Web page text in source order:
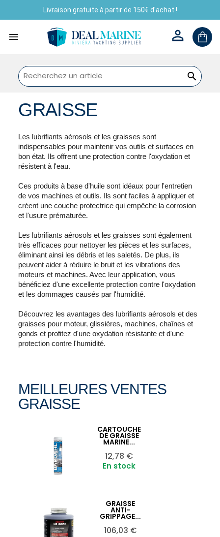
Livraison gratuite à partir de 150€ d'achat !
 

GRAISSE
Les lubrifiants aérosols et les graisses sont
indispensables pour maintenir vos outils et surfaces en
bon état. Ils offrent une protection contre l'oxydation et
résistent à l'eau.
Ces produits à base d'huile sont idéaux pour l'entretien
de vos machines et outils. Ils sont faciles à appliquer et
créent une couche protectrice qui empêche la corrosion
et l'usure prématurée.
Les lubrifiants aérosols et les graisses sont également
très efficaces pour nettoyer les pièces et les surfaces,
éliminant ainsi les débris et les saletés. De plus, ils
peuvent aider à réduire le bruit et les vibrations des
moteurs et machines. Avec leur application, vous
bénéficiez d'une excellente protection contre l'oxydation
et les dommages causés par l'humidité.
Découvrez les avantages des lubrifiants aérosols et des
graisses pour moteur, glissières, machines, chaînes et
gonds et profitez d'une oxydation résistante et d'une
protection contre l'humidité.
MEILLEURES VENTES
GRAISSE
 Ajouter au panierCARTOUCHE
DE GRAISSE
MARINE...
Prix
12,78 €
En stock
 Ajouter au panierGRAISSE
ANTI-
GRIPPAGE...
Prix
106,03 €